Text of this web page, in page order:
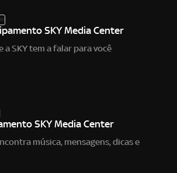
SKY Media Center
a SKY tem a falar para você
SKY Media Center
música, mensagens, dicas e